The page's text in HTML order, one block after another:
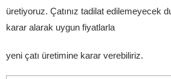
üretiyoruz. Çatınız tadilat edilemeyecek
karar alarak uygun fiyatlarla
yeni çatı üretimine karar verebiliriz.